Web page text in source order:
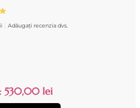
Adăugați recenzia dvs.
530,00 lei